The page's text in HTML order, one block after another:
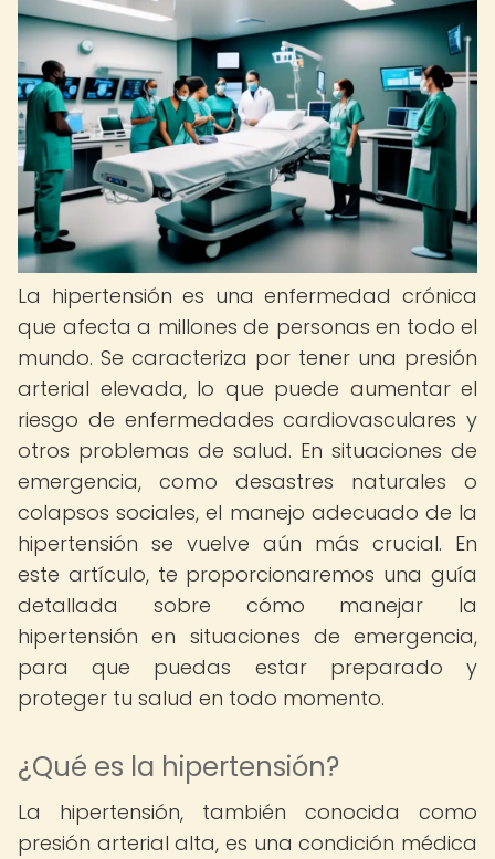
La hipertensión es una enfermedad crónica
que afecta a millones de personas en todo el
mundo. Se caracteriza por tener una presión
arterial elevada, lo que puede aumentar el
riesgo de enfermedades cardiovasculares y
otros problemas de salud. En situaciones de
emergencia, como desastres naturales o
colapsos sociales, el manejo adecuado de la
hipertensión se vuelve aún más crucial. En
este artículo, te proporcionaremos una guía
detallada sobre cómo manejar la
hipertensión en situaciones de emergencia,
para que puedas estar preparado y
proteger tu salud en todo momento.
¿Qué es la hipertensión?
La hipertensión, también conocida como
presión arterial alta, es una condición médica